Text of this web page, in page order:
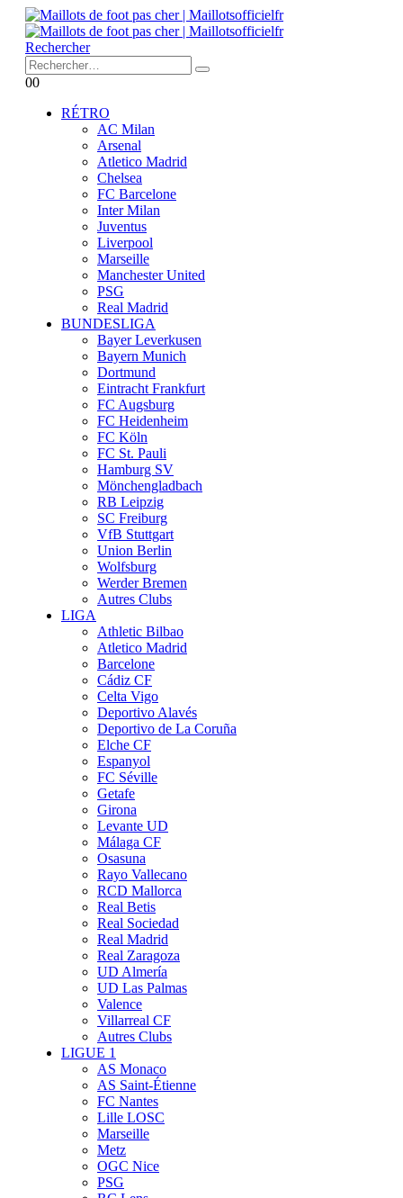
Rechercher
00
RÉTRO
AC Milan
Arsenal
Atletico Madrid
Chelsea
FC Barcelone
Inter Milan
Juventus
Liverpool
Marseille
Manchester United
PSG
Real Madrid
BUNDESLIGA
Bayer Leverkusen
Bayern Munich
Dortmund
Eintracht Frankfurt
FC Augsburg
FC Heidenheim
FC Köln
FC St. Pauli
Hamburg SV
Mönchengladbach
RB Leipzig
SC Freiburg
VfB Stuttgart
Union Berlin
Wolfsburg
Werder Bremen
Autres Clubs
LIGA
Athletic Bilbao
Atletico Madrid
Barcelone
Cádiz CF
Celta Vigo
Deportivo Alavés
Deportivo de La Coruña
Elche CF
Espanyol
FC Séville
Getafe
Girona
Levante UD
Málaga CF
Osasuna
Rayo Vallecano
RCD Mallorca
Real Betis
Real Sociedad
Real Madrid
Real Zaragoza
UD Almería
UD Las Palmas
Valence
Villarreal CF
Autres Clubs
LIGUE 1
AS Monaco
AS Saint-Étienne
FC Nantes
Lille LOSC
Marseille
Metz
OGC Nice
PSG